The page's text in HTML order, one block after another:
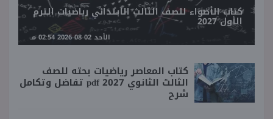
كتاب الأضواء للصف الثالث الابتدائي رياضيات الترم
الأول 2027
الأحد 02-08-2026 02:54 مـ
كتاب المعاصر رياضيات بحته للصف
الثالث الثانوي 2027 pdf تفاضل وتكامل
شرح